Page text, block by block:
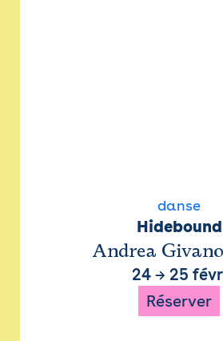
danse
Hidebound
Andrea
24→ 25
Réserver